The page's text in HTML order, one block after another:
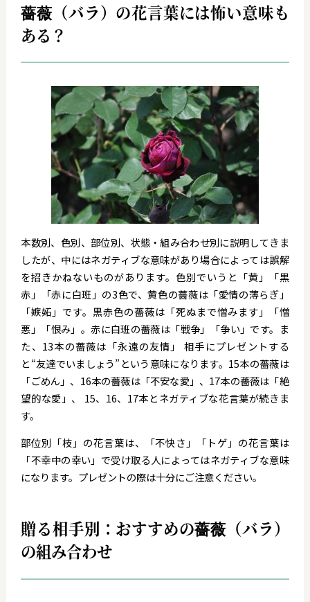
薔薇（バラ）の花言葉には怖い意味も
ある？
本数別、色別、部位別、状態・組み合わせ別に説明してきま
したが、中にはネガティブな意味があり場合によっては誤解
を招きかねないものがあります。色別でいうと「黄」「黒
赤」「赤に白班」の3色で、黄色の薔薇は「愛情の薄らぎ」
「嫉妬」です。黒赤色の薔薇は「死ぬまで憎みます」「憎
悪」「恨み」。赤に白班の薔薇は「戦争」「争い」です。ま
た、13本の薔薇は「永遠の友情」 相手にプレゼントする
と“友達でいましょう”という意味になります。15本の薔薇は
「ごめん」、16本の薔薇は「不安な愛」、17本の薔薇は「絶
望的な愛」、 15、16、17本とネガティブな花言葉が続きま
す。
部位別「枝」の花言葉は、「不快さ」「トゲ」の花言葉は
「不幸中の幸い」で受け取る人によってはネガティブな意味
になります。プレゼントの際は十分にご注意ください。
贈る相手別：おすすめの薔薇（バラ）
の組み合わせ